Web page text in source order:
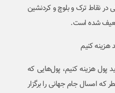
در نقاط ترک و بلوچ و کردنشین
ضعیف شده است.
هزینه کنیم
پول هزینه کنیم، پول‌هایی که
که امسال جام جهانی را برگزار